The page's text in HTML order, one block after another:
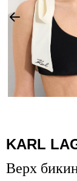
KARL
Верх